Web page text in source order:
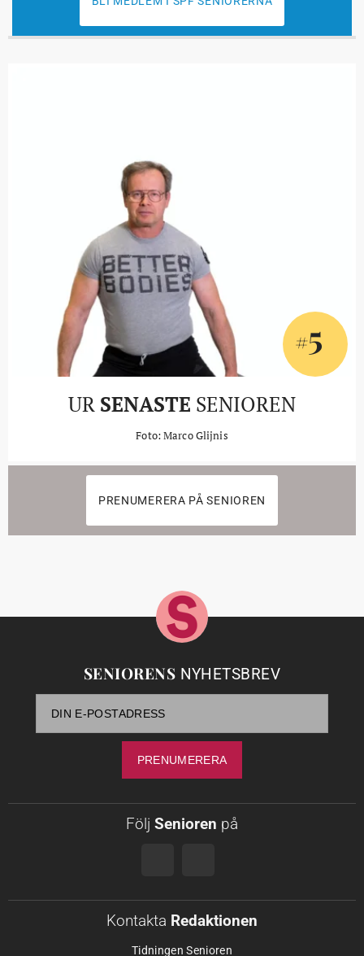
#5
UR SENASTE SENIOREN
Foto: Marco Glijnis
PRENUMERERA PÅ SENIOREN
SENIORENS NYHETSBREV
Följ Senioren på
Kontakta Redaktionen
Tidningen Senioren